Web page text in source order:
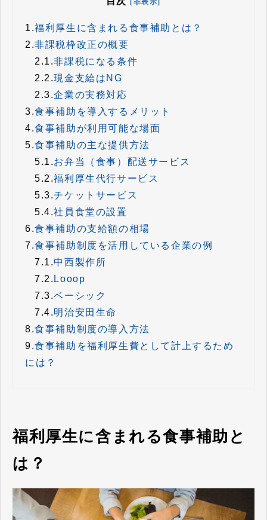
1.福利厚生に含まれる食事補助とは？
2.非課税枠改正の概要
2.1.非課税になる条件
2.2.現金支給はNG
2.3.企業の実務対応
3.食事補助を導入するメリット
4.食事補助が利用可能な場面
5.食事補助の主な提供方法
5.1.お弁当（食事）配送サービス
5.2.福利厚生代行サービス
5.3.チケットサービス
5.4.社員食堂の設置
6.食事補助の支給額の相場
7.食事補助制度を活用している企業の例
7.1.中西製作所
7.2. Looop
7.3.ベーシック
7.4.明治安田生命
8.食事補助制度の導入方法
9.食事補助を福利厚生費として計上するため
には？
福利厚生に含まれる食事補助と
は？